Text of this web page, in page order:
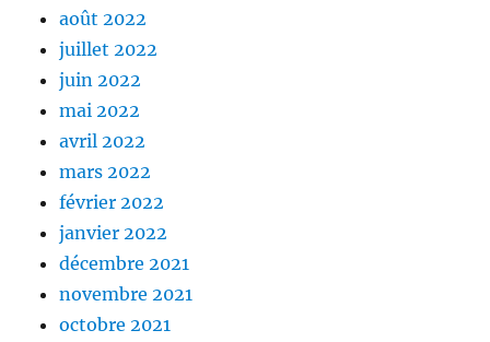
août 2022
juillet 2022
juin 2022
mai 2022
avril 2022
mars 2022
février 2022
janvier 2022
décembre 2021
novembre 2021
octobre 2021